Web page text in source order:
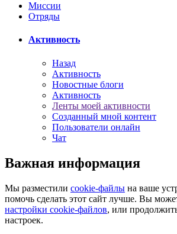
Миссии
Отряды
Активность
Назад
Активность
Новостные блоги
Активность
Ленты моей активности
Созданный мной контент
Пользователи онлайн
Чат
Важная информация
Мы разместили cookie-файлы на ваше
помочь сделать этот сайт лучше. Вы
настройки cookie-файлов, или
настроек.